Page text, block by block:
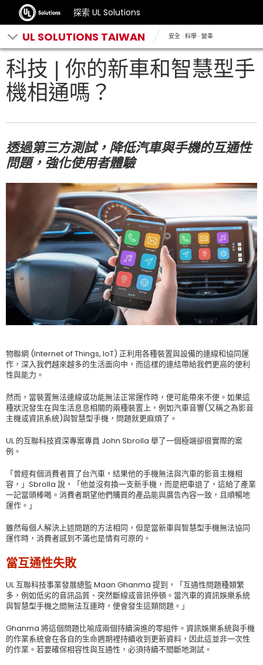
探索 UL Solutions
UL SOLUTIONS TAIWAN 安全 · 科學 · 變革
科技 | 你的新車和智慧型手
機相通嗎？
透過第三方測試，降低汽車與手機的互通性
問題，強化使用者體驗
物聯網 (Internet of Things, IoT) 正利用各種裝置與設備的連線和協同運
作，深入我們越來越多的生活面向中，而這樣的連結帶給我們更高的便利
性與能力。
然而，當裝置無法連線或功能無法正常運作時，便可能帶來不便。如果這
種狀況發生在與生活息息相關的兩種裝置上，例如汽車音響(又稱之為影音
主機或資訊系統)與智慧型手機，問題就更麻煩了。
UL 的互聯科技資深專案專員 John Sbrolla 舉了一個極端卻很實際的案
例。
「曾經有個消費者買了台汽車，結果他的手機無法與汽車的影音主機相
容，」Sbrolla 說，「他並沒有換一支新手機，而是把車退了，這給了產業
一記當頭棒喝。消費者期望他們購買的產品能與廣告內容一致，且順暢地
運作。」
雖然每個人解決上述問題的方法相同，但是當新車與智慧型手機無法協同
運作時，消費者感到不滿也是情有可原的。
當互通性失敗
UL 互聯科技事業發展總監 Maan Ghanma 提到，「互通性問題種類繁
多，例如低劣的音訊品質、突然斷線或音訊停頓。當汽車的資訊娛樂系統
與智慧型手機之間無法互連時，便會發生這類問題。」
Ghanma 將這個問題比喻成兩個持續演進的零組件。資訊娛樂系統與手機
的作業系統會在各自的生命週期裡持續收到更新資料，因此這並非一次性
的作業。若要確保相容性與互通性，必須持續不間斷地測試。